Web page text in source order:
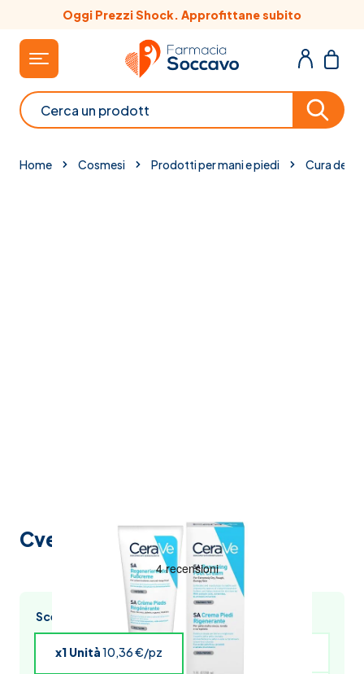
Salta al contenutoOggi Prezzi Shock. Approfittane subito
Cerca
Home Cosmesi Prodotti per mani e piedi Cura del
Cve crema piedi rig.88ml
Scegli l’acquisto multiplo e risparmia
x1 Unità10,36 €/pz x4 Unità